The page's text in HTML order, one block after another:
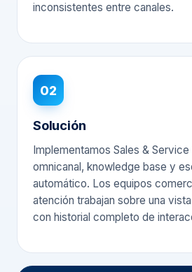
inconsistentes entre canales.
02
Solución
Implementamos Sales &
omnicanal, knowledge base y
automático. Los equipos
atención trabajan sobre una
con historial completo de